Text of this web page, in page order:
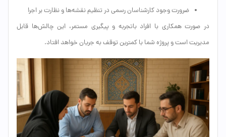
ضرورت وجود کارشناسان رسمی در تنظیم نقشه‌ها و نظارت بر اجرا
در صورت همکاری با افراد باتجربه و پیگیری مستمر، این چالش‌ها قابل
مدیریت است و پروژه شما با کمترین توقف به جریان خواهد افتاد.